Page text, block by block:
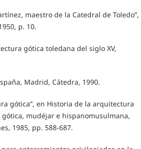
maestro de la Catedral de Toledo”,
p. 10.
gótica toledana del siglo XV,
Madrid, Cátedra, 1990.
gótica”, en Historia de la arquitectura
mudéjar e hispanomusulmana,
1985, pp. 588-687.